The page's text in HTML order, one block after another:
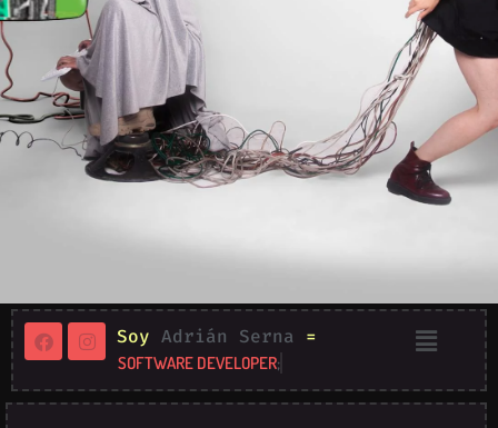
Soy Adrián Serna =
SOFTWARE DEVELOPER;